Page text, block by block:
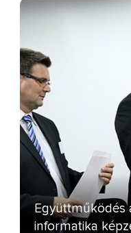
Együttműködés
informatika